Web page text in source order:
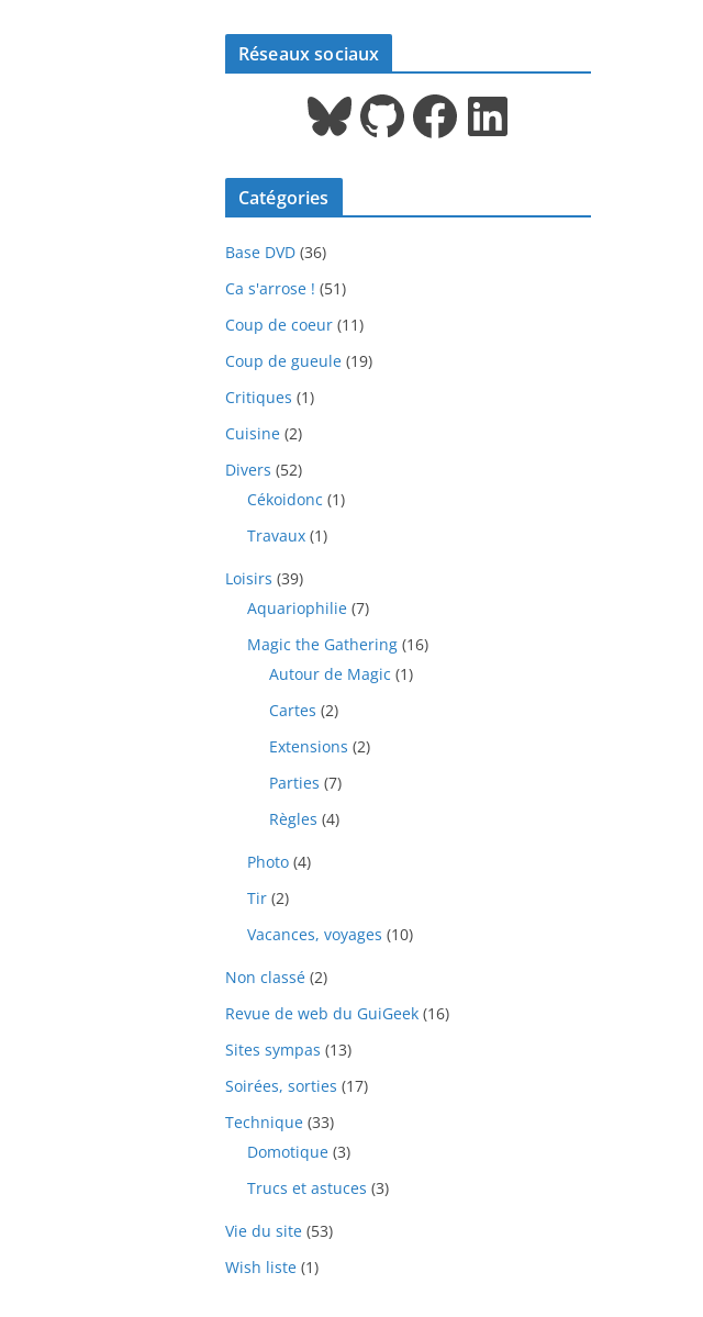
Réseaux sociaux
Bluesky GitHub Facebook LinkedIn
Catégories
Base DVD (36)
Ca s'arrose ! (51)
Coup de coeur (11)
Coup de gueule (19)
Critiques (1)
Cuisine (2)
Divers (52)
Cékoidonc (1)
Travaux (1)
Loisirs (39)
Aquariophilie (7)
Magic the Gathering (16)
Autour de Magic (1)
Cartes (2)
Extensions (2)
Parties (7)
Règles (4)
Photo (4)
Tir (2)
Vacances, voyages (10)
Non classé (2)
Revue de web du GuiGeek (16)
Sites sympas (13)
Soirées, sorties (17)
Technique (33)
Domotique (3)
Trucs et astuces (3)
Vie du site (53)
Wish liste (1)